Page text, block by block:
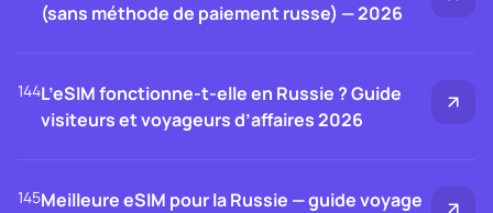
(sans méthode de paiement russe) — 2026
144L’eSIM fonctionne-t-elle en Russie ? Guide
visiteurs et voyageurs d’affaires 2026
145Meilleure eSIM pour la Russie — guide voyage